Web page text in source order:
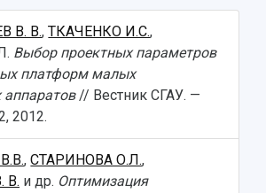
В. В.,ТКАЧЕНКО И.С.,
Выбор проектных параметров
платформ малых
аппаратов// Вестник СГАУ. —
2012.
,СТАРИНОВА О.Л.,
В. и др. Оптимизация